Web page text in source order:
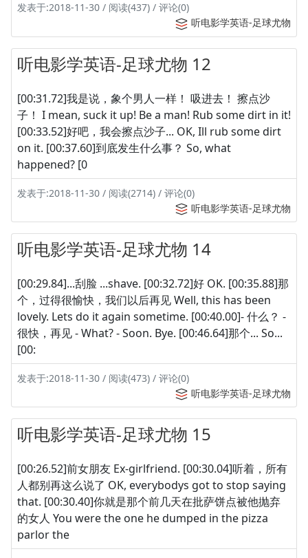
发表于:2018-11-30 / 阅读(437) / 评论(0)
听电影学英语-足球尤物
听电影学英语-足球尤物 12
[00:31.72]我是说，象个男人一样！ 吸进去！ 擦点沙
子！ I mean, suck it up! Be a man! Rub some dirt in it!
[00:33.52]好吧，我会擦点沙子... OK, Ill rub some dirt
on it. [00:37.60]到底发生什么事？ So, what
happened? [0
发表于:2018-11-30 / 阅读(2714) / 评论(0)
听电影学英语-足球尤物
听电影学英语-足球尤物 14
[00:29.84]...刮脸 ...shave. [00:32.72]好 OK. [00:35.88]那
个，过得很愉快，我们以后再见 Well, this has been
lovely. Lets do it again sometime. [00:40.00]- 什么？ -
很快，再见 - What? - Soon. Bye. [00:46.64]那个... So...
[00:
发表于:2018-11-30 / 阅读(473) / 评论(0)
听电影学英语-足球尤物
听电影学英语-足球尤物 15
[00:26.52]前女朋友 Ex-girlfriend. [00:30.04]听着，所有
人都别再这么说了 OK, everybodys got to stop saying
that. [00:30.40]你就是那个前几天在批萨饼点被他抛弃
的女人 You were the one he dumped in the pizza
parlor the